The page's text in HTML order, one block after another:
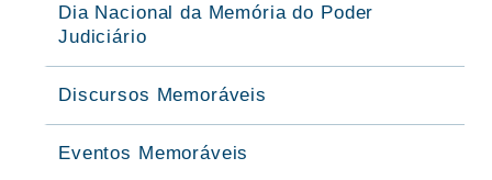
Dia Nacional da Memória do Poder
Judiciário
Discursos Memoráveis
Eventos Memoráveis